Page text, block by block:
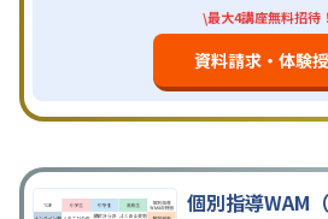
\最大4講座無料招待
資料請求・体験
個別指導WAM（